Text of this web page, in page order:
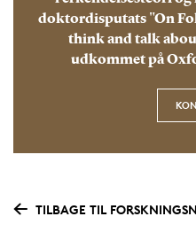
doktordisputats "On
think and talk
udkommet på
TILBAGE TIL